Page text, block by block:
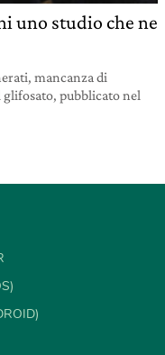
uno studio che ne
mancanza di
pubblicato nel